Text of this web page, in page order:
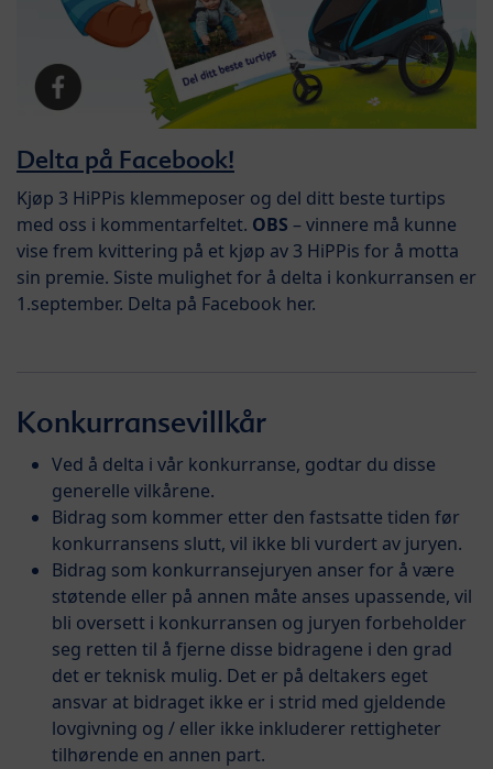
Delta på Facebook!
Kjøp 3 HiPPis klemmeposer og del ditt beste turtips
med oss i kommentarfeltet. OBS – vinnere må kunne
vise frem kvittering på et kjøp av 3 HiPPis for å motta
sin premie. Siste mulighet for å delta i konkurransen er
1.september. Delta på Facebook her.
Konkurransevillkår
Ved å delta i vår konkurranse, godtar du disse
generelle vilkårene.
Bidrag som kommer etter den fastsatte tiden før
konkurransens slutt, vil ikke bli vurdert av juryen.
Bidrag som konkurransejuryen anser for å være
støtende eller på annen måte anses upassende, vil
bli oversett i konkurransen og juryen forbeholder
seg retten til å fjerne disse bidragene i den grad
det er teknisk mulig. Det er på deltakers eget
ansvar at bidraget ikke er i strid med gjeldende
lovgivning og / eller ikke inkluderer rettigheter
tilhørende en annen part.